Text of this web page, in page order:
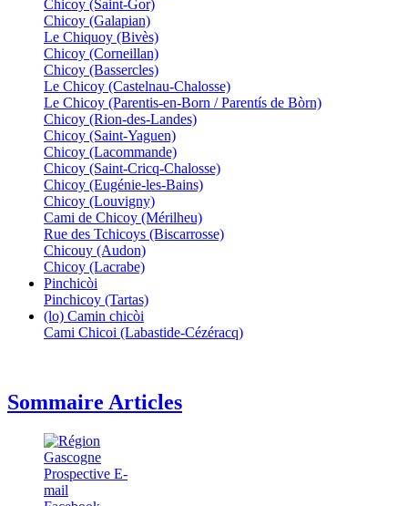
Chicoy (Saint-Gor)
Chicoy (Galapian)
Le Chiquoy (Bivès)
Chicoy (Corneillan)
Chicoy (Bassercles)
Le Chicoy (Castelnau-Chalosse)
Le Chicoy (Parentis-en-Born / Parentís de Bòrn)
Chicoy (Rion-des-Landes)
Chicoy (Saint-Yaguen)
Chicoy (Lacommande)
Chicoy (Saint-Cricq-Chalosse)
Chicoy (Eugénie-les-Bains)
Chicoy (Louvigny)
Cami de Chicoy (Mérilheu)
Rue des Tchicoys (Biscarrosse)
Chicouy (Audon)
Chicoy (Lacrabe)
Pinchicòi
Pinchicoy (Tartas)
(lo) Camin chicòi
Cami Chicoi (Labastide-Cézéracq)
Sommaire Articles